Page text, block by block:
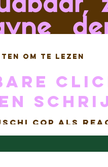
en
Cop als
om te lezen